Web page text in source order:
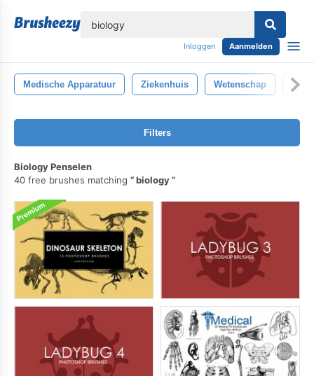
Inloggen Aanmelden
Medische Apparatuur Ziekenhuis Wetenschap
Filters
Biology Penselen
40 free brushes matching
biology